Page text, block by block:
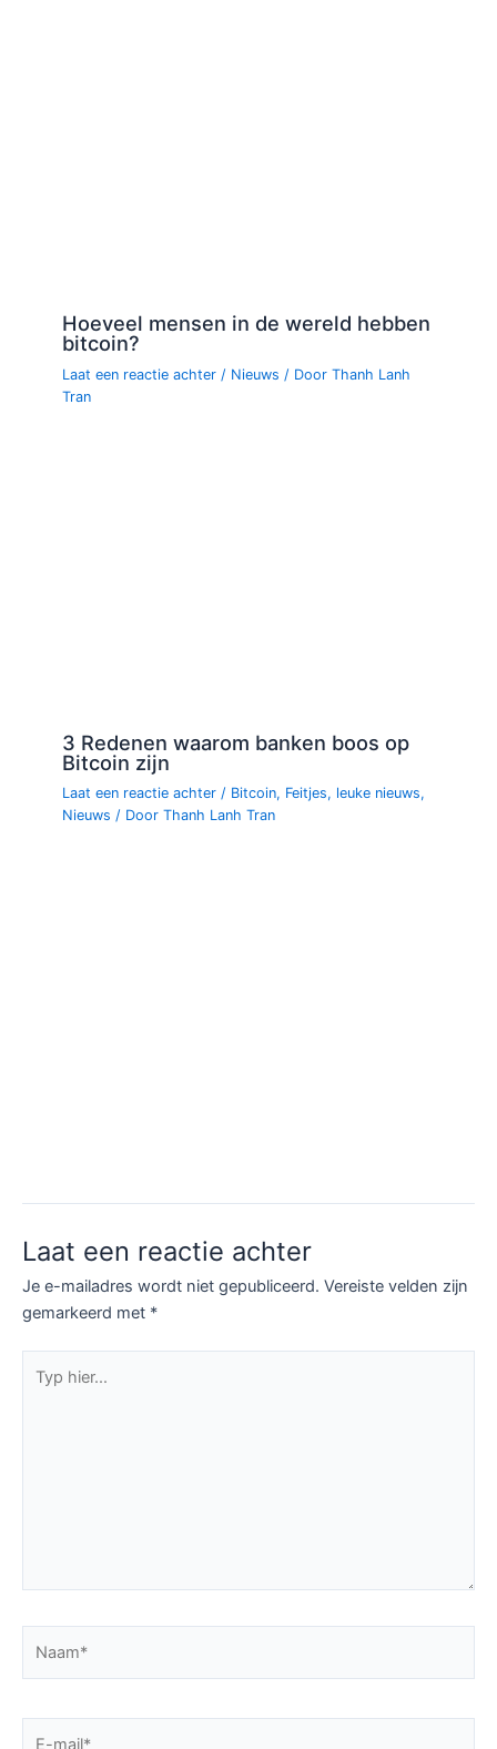
Hoeveel mensen in de wereld hebben
bitcoin?
Laat een reactie achter / Nieuws / DoorThanh Lanh
Tran
3 Redenen waarom banken boos op
Bitcoin zijn
Laat een reactie achter / Bitcoin, Feitjes, leuke nieuws,
Nieuws / DoorThanh Lanh Tran
Laat een reactie achter
Je e-mailadres wordt niet gepubliceerd. Vereiste velden zijn
gemarkeerd met *
hier...